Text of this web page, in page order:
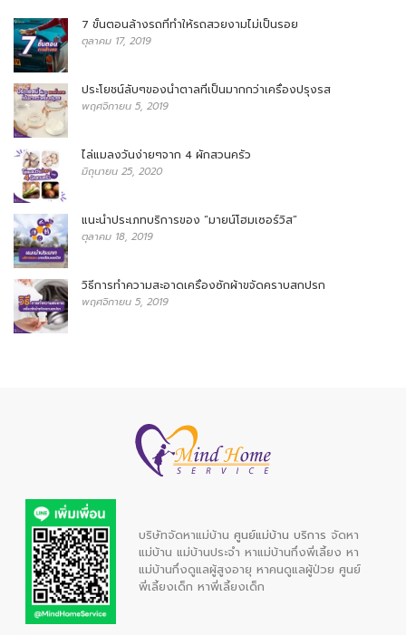
7 ขั้นตอนล้างรถที่ทำให้รถสวยงามไม่เป็นรอย
ตุลาคม 17, 2019
ประโยชน์ลับๆของน้ำตาลที่เป็นมากกว่าเครื่องปรุงรส
พฤศจิกายน 5, 2019
ไล่แมลงวันง่ายๆจาก 4 ผักสวนครัว
มิถุนายน 25, 2020
แนะนำประเภทบริการของ “มายน์โฮมเซอร์วิส”
ตุลาคม 18, 2019
วิธีการทำความสะอาดเครื่องซักผ้าขจัดคราบสกปรก
พฤศจิกายน 5, 2019
บริษัทจัดหาแม่บ้าน ศูนย์แม่บ้าน บริการ จัดหา
แม่บ้าน แม่บ้านประจำ หาแม่บ้านกึ่งพี่เลี้ยงหา
แม่บ้านกึ่งดูแลผู้สูงอายุ หาคนดูแลผู้ป่วยศูนย์
พี่เลี้ยงเด็ก หาพี่เลี้ยงเด็ก